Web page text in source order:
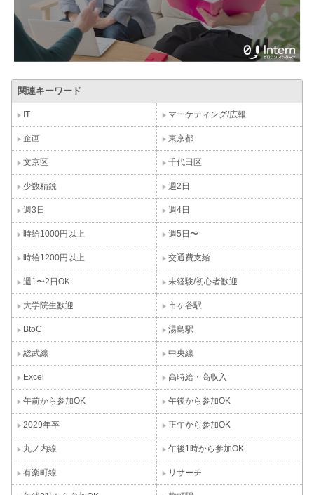
関連キーワード
IT マーケティング/広報
企画 東京都
文京区 千代田区
少数精鋭 週2日
週3日 週4日
時給1000円以上 週5日〜
時給1200円以上 交通費支給
週1〜2日OK 未経験/初心者歓迎
大学院生歓迎 市ヶ谷駅
BtoC 湯島駅
総武線 中央線
Excel 高時給・高収入
午前から参加OK 午後から参加OK
2029年卒 正午から参加OK
丸ノ内線 午後1時から参加OK
有楽町線 リサーチ